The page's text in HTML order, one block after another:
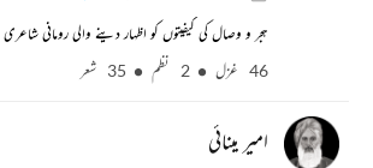
ہجر و وصال کی کیفیتوں کو اظہار دینے والی رومانی
46 غزل
2 نظم 35 شعر
امیر مینائی